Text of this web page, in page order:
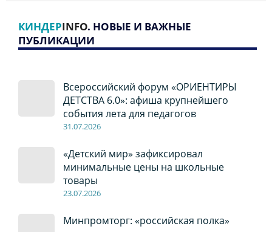
КИНДЕРINFO. НОВЫЕ И ВАЖНЫЕ
ПУБЛИКАЦИИ
Всероссийский форум «ОРИЕНТИРЫ
ДЕТСТВА 6.0»: афиша крупнейшего
события лета для педагогов
31.07.2026
«Детский мир» зафиксировал
минимальные цены на школьные
товары
23.07.2026
Минпромторг: «российская полка»